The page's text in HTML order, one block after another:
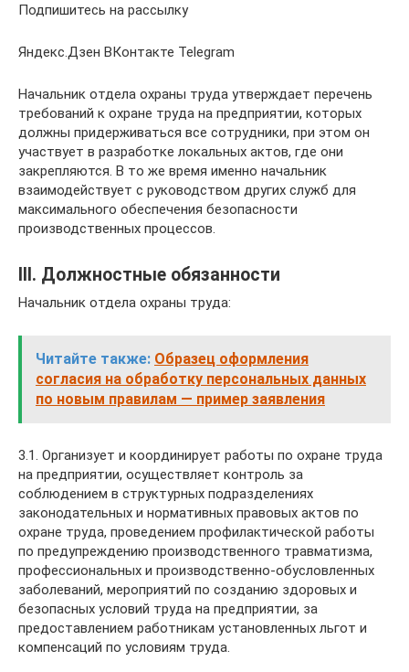
Подпишитесь на рассылку
Яндекс.Дзен ВКонтакте Telegram
Начальник отдела охраны труда утверждает перечень
требований к охране труда на предприятии, которых
должны придерживаться все сотрудники, при этом он
участвует в разработке локальных актов, где они
закрепляются. В то же время именно начальник
взаимодействует с руководством других служб для
максимального обеспечения безопасности
производственных процессов.
III. Должностные обязанности
Начальник отдела охраны труда:
Читайте также: Образец оформления
согласия на обработку персональных данных
по новым правилам — пример заявления
3.1. Организует и координирует работы по охране труда
на предприятии, осуществляет контроль за
соблюдением в структурных подразделениях
законодательных и нормативных правовых актов по
охране труда, проведением профилактической работы
по предупреждению производственного травматизма,
профессиональных и производственно-обусловленных
заболеваний, мероприятий по созданию здоровых и
безопасных условий труда на предприятии, за
предоставлением работникам установленных льгот и
компенсаций по условиям труда.